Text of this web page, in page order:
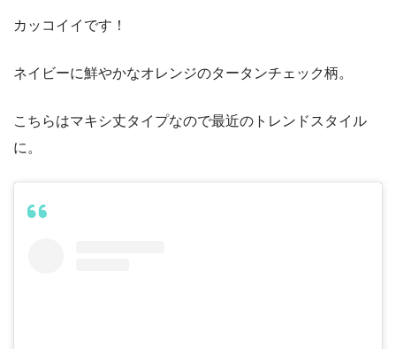
カッコイイです！
ネイビーに鮮やかなオレンジのタータンチェック柄。
こちらはマキシ丈タイプなので最近のトレンドスタイル
に。